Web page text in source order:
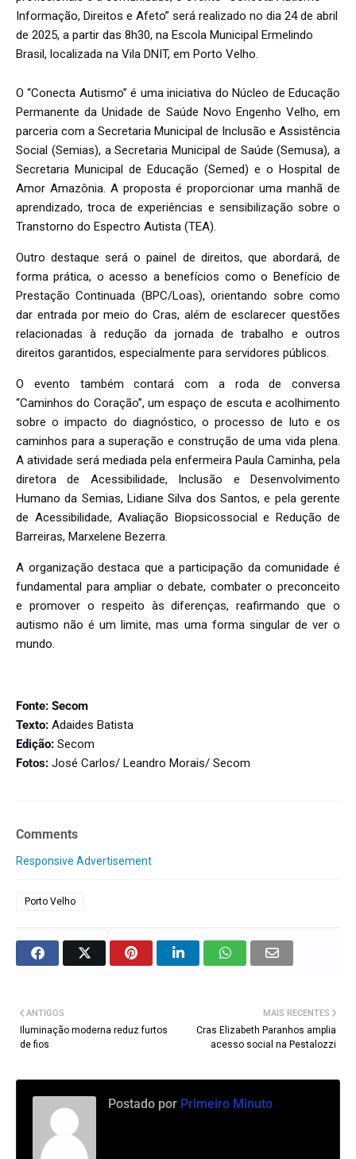
Informação, Direitos e Afeto” será realizado no dia 24 de abril
de 2025, a partir das 8h30, na Escola Municipal Ermelindo
Brasil, localizada na Vila DNIT, em Porto Velho.
O “Conecta Autismo” é uma iniciativa do Núcleo de Educação
Permanente da Unidade de Saúde Novo Engenho Velho, em
parceria com a Secretaria Municipal de Inclusão e Assistência
Social (Semias), a Secretaria Municipal de Saúde (Semusa), a
Secretaria Municipal de Educação (Semed) e o Hospital de
Amor Amazônia. A proposta é proporcionar uma manhã de
aprendizado, troca de experiências e sensibilização sobre o
Transtorno do Espectro Autista (TEA).
Outro destaque será o painel de direitos, que abordará, de
forma prática, o acesso a benefícios como o Benefício de
Prestação Continuada (BPC/Loas), orientando sobre como
dar entrada por meio do Cras, além de esclarecer questões
relacionadas à redução da jornada de trabalho e outros
direitos garantidos, especialmente para servidores públicos.
O evento também contará com a roda de conversa
“Caminhos do Coração”, um espaço de escuta e acolhimento
sobre o impacto do diagnóstico, o processo de luto e os
caminhos para a superação e construção de uma vida plena.
A atividade será mediada pela enfermeira Paula Caminha, pela
diretora de Acessibilidade, Inclusão e Desenvolvimento
Humano da Semias, Lidiane Silva dos Santos, e pela gerente
de Acessibilidade, Avaliação Biopsicossocial e Redução de
Barreiras, Marxelene Bezerra.
A organização destaca que a participação da comunidade é
fundamental para ampliar o debate, combater o preconceito
e promover o respeito às diferenças, reafirmando que o
autismo não é um limite, mas uma forma singular de ver o
mundo.
Fonte: Secom
Texto: Adaides Batista
Edição: Secom
Fotos: José Carlos/ Leandro Morais/ Secom
Comments
Responsive Advertisement
Porto Velho
MAIS RECENTES
Cras Elizabeth Paranhos amplia
acesso social na Pestalozzi
ANTIGOS
Iluminação moderna reduz furtos
de fios
Postado por Primeiro Minuto